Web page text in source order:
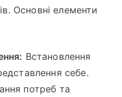
Основні елементи
Встановлення
себе.
потреб та